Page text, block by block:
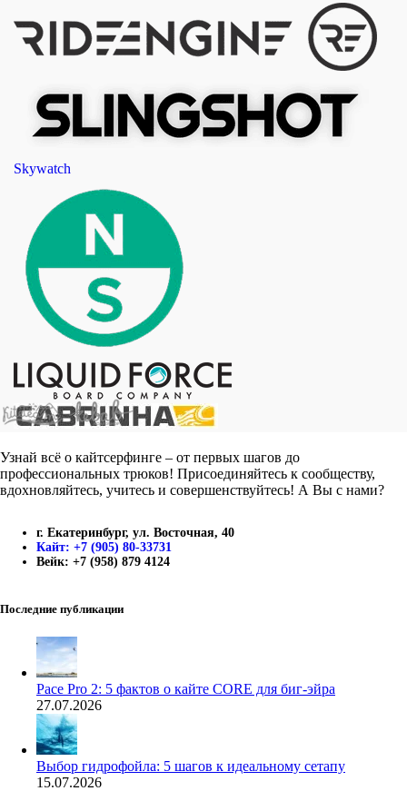
Skywatch
Узнай всё о кайтсерфинге – от первых шагов до
профессиональных трюков! Присоединяйтесь к сообществу,
вдохновляйтесь, учитесь и совершенствуйтесь! А Вы с нами?
г. Екатеринбург, ул. Восточная, 40
Кайт: +7 (905) 80-33731
Вейк: +7 (958) 879 4124
Последние публикации
Pace Pro 2: 5 фактов о кайте CORE для биг-эйра
27.07.2026
Выбор гидрофойла: 5 шагов к идеальному сетапу
15.07.2026